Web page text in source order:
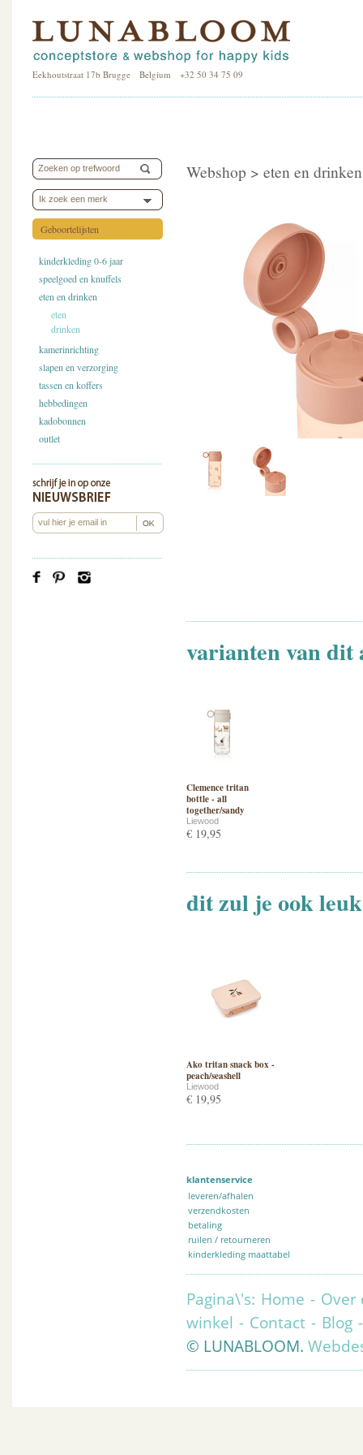
Eekhoutstraat 17b Brugge Belgium +32 50 34 75 09
Ik zoek een merk
Geboortelijsten
kinderkleding 0-6 jaar
speelgoed en knuffels
eten en drinken
eten
drinken
kamerinrichting
slapen en verzorging
tassen en koffers
hebbedingen
kadobonnen
outlet
Webshop > eten en drinken
varianten van
Clemence tritan
bottle - all
together/sandy
Liewood
€ 19,95
dit zul je ook
Ako tritan snack box -
peach/seashell
Liewood
€ 19,95
klantenservice
leveren/afhalen
verzendkosten
betaling
ruilen / retourneren
kinderkleding maattabel
Pagina\'s: Home - Over
winkel - Contact - Blog
© LUNABLOOM.